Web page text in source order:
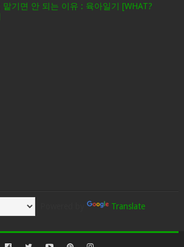
기면 안 되는 이유 : 육아일기 [WHAT?
Translate